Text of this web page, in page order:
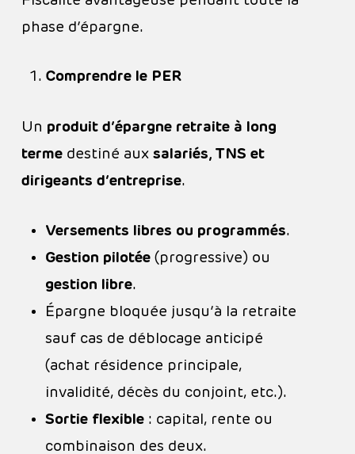
phase d’épargne.
Comprendre le PER
Un produit d’épargne retraite à long
termedestiné aux salariés, TNS et
dirigeants d’entreprise.
Versements libres ou programmés.
Gestion pilotée(progressive) ou
gestion libre.
Épargne bloquée jusqu’à la retraite
sauf cas de déblocage anticipé
(achat résidence principale,
invalidité, décès du conjoint, etc.).
Sortie flexible: capital, rente ou
combinaison des deux.